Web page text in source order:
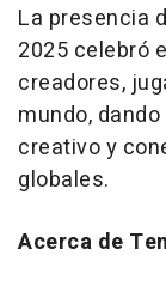
La presencia
2025 celebró
creadores,
mundo,
creativo y
globales.
Acerca de